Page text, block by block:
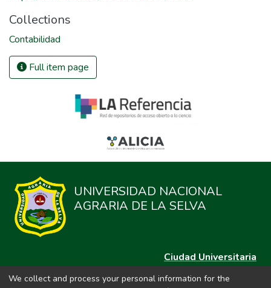
Collections
Contabilidad
Full item page
UNIVERSIDAD NACIONAL
AGRARIA DE LA SELVA
Ciudad Universitaria
Carretera Central km. 1.21 Tingo María, Huánuco
Datos del contacto
We collect and process your personal information for the